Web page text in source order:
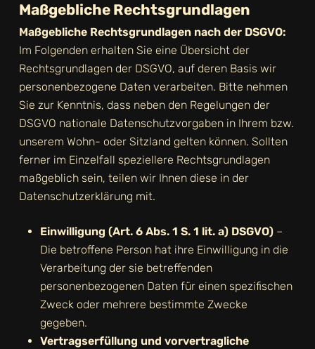
Maßgebliche Rechtsgrundlagen
Maßgebliche Rechtsgrundlagen nach der DSGVO:
Im Folgenden erhalten Sie eine Übersicht der
Rechtsgrundlagen der DSGVO, auf deren Basis wir
personenbezogene Daten verarbeiten. Bitte nehmen
Sie zur Kenntnis, dass neben den Regelungen der
DSGVO nationale Datenschutzvorgaben in Ihrem bzw.
unserem Wohn- oder Sitzland gelten können. Sollten
ferner im Einzelfall speziellere Rechtsgrundlagen
maßgeblich sein, teilen wir Ihnen diese in der
Datenschutzerklärung mit.
Einwilligung (Art. 6 Abs. 1 S. 1 lit. a) DSGVO)–
Die betroffene Person hat ihre Einwilligung in die
Verarbeitung der sie betreffenden
personenbezogenen Daten für einen spezifischen
Zweck oder mehrere bestimmte Zwecke
gegeben.
Vertragserfüllung und vorvertragliche